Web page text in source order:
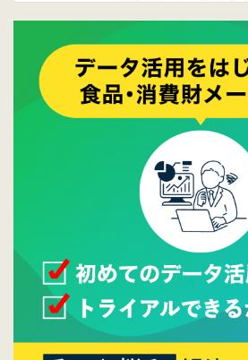
ご覧ください。
2015/10/19
ウレコンのサイト機
プ。詳細はこちら。⇒
2015/09/28
ウレコンが機能拡充し
しました。⇒
ウレコン
Facebookページを開
ら。
ウレコンサイトリリー